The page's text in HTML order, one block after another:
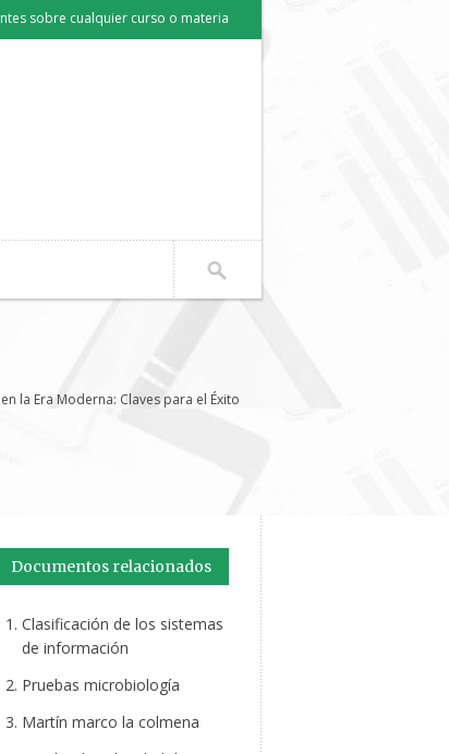
sobre cualquier curso o materia
la Era Moderna: Claves para el Éxito
Documentos relacionados
Clasificación de los sistemas
de información
Pruebas microbiología
Martín marco la colmena